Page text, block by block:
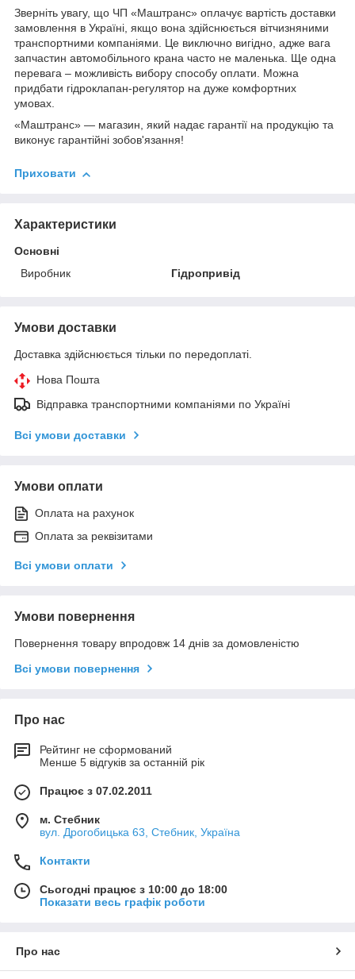
Зверніть увагу, що ЧП «Маштранс» оплачує вартість доставки
замовлення в Україні, якщо вона здійснюється вітчизняними
транспортними компаніями. Це виключно вигідно, адже вага
запчастин автомобільного крана часто не маленька. Ще одна
перевага – можливість вибору способу оплати. Можна
придбати гідроклапан-регулятор на дуже комфортних
умовах.
«Маштранс» — магазин, який надає гарантії на продукцію та
виконує гарантійні зобов'язання!
Приховати
Характеристики
Основні
Виробник
Гідропривід
Умови доставки
Доставка здійснюється тільки по передоплаті.
Нова Пошта
Відправка транспортними компаніями по Україні
Всі умови доставки
Умови оплати
Оплата на рахунок
Оплата за реквізитами
Всі умови оплати
Умови повернення
Повернення товару впродовж 14 днів за домовленістю
Всі умови повернення
Про нас
Рейтинг не сформований
Менше 5 відгуків за останній рік
Працює з 07.02.2011
м. Стебник
вул. Дрогобицька 63, Стебник, Україна
Контакти
Сьогодні працює з 10:00 до 18:00
Показати весь графік роботи
Про нас